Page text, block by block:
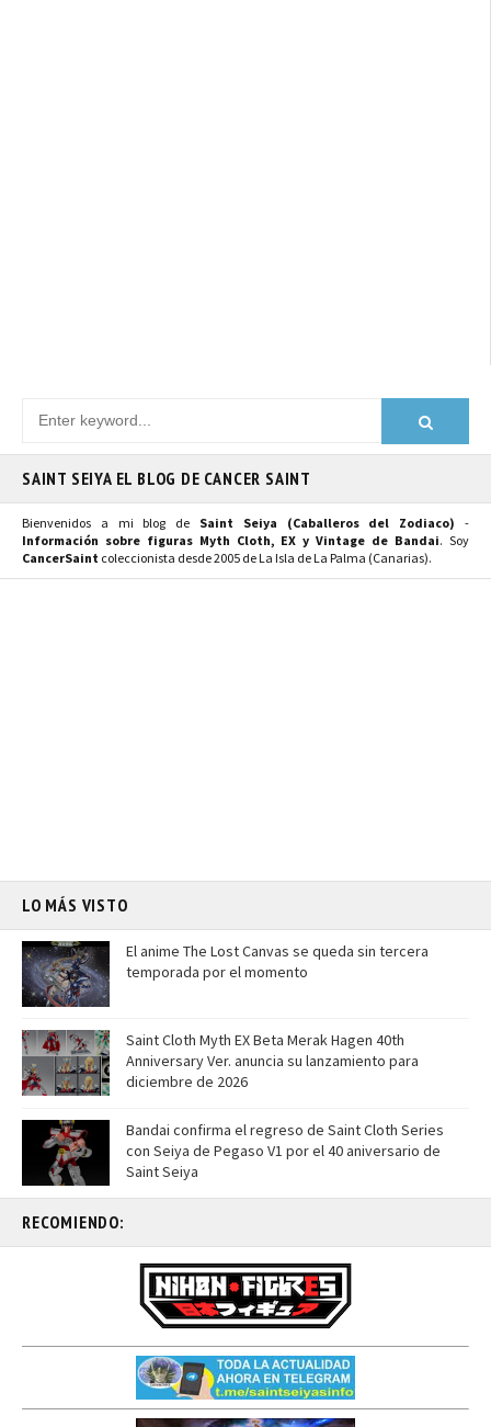
SAINT SEIYA EL BLOG DE CANCER SAINT
Bienvenidos a mi blog de Saint Seiya (Caballeros del Zodiaco) -
Información sobre figuras Myth Cloth, EX y Vintage de Bandai. Soy
CancerSaint coleccionista desde 2005 de La Isla de La Palma (Canarias).
LO MÁS VISTO
El anime The Lost Canvas se queda sin tercera
temporada por el momento
Saint Cloth Myth EX Beta Merak Hagen 40th
Anniversary Ver. anuncia su lanzamiento para
diciembre de 2026
Bandai confirma el regreso de Saint Cloth Series
con Seiya de Pegaso V1 por el 40 aniversario de
Saint Seiya
RECOMIENDO: